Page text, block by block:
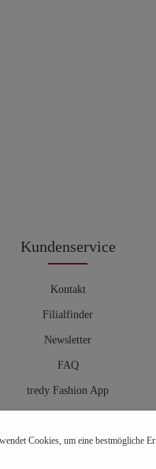
Kundenservice
Kontakt
Filialfinder
Newsletter
FAQ
tredy Fashion App
Hosenberater
Cookies, um eine bestmögliche